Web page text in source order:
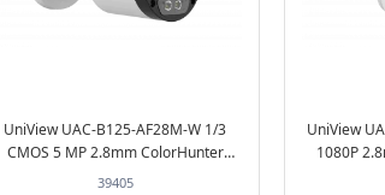
UniView UAC-B125-AF28M-W 1/3
CMOS 5 MP 2.8mm ColorHunter
Bullet TVI/AHD/CVI/CVBS
39405
UniView
1080P